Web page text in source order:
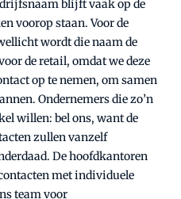
blijft vaak op de
voorop staan. Voor de
wordt die naam de
de retail, omdat we deze
op te nemen, om samen
Ondernemers die zo’n
willen: bel ons, want de
zullen vanzelf
De hoofdkantoren
met individuele
team voor